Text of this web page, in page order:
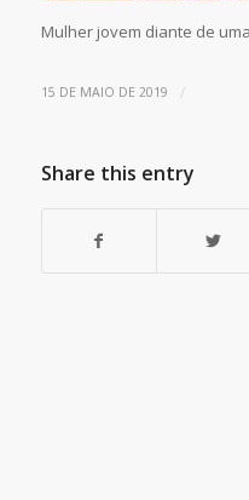
Mulher jovem diante de
15 DE MAIO DE 2019 /
Share this entry